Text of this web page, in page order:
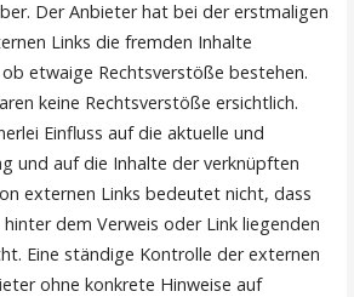
Der Anbieter hat bei der erstmaligen
Links die fremden Inhalte
etwaige Rechtsverstöße bestehen.
keine Rechtsverstöße ersichtlich.
Einfluss auf die aktuelle und
und auf die Inhalte der verknüpften
externen Links bedeutet nicht, dass
dem Verweis oder Link liegenden
Eine ständige Kontrolle der externen
ohne konkrete Hinweise auf